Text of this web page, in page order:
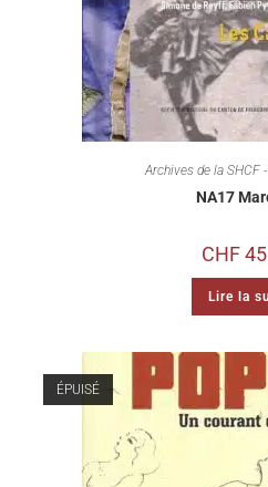
Archives de la SHCF
NA17
CHF
Lire la
ÉPUISÉ